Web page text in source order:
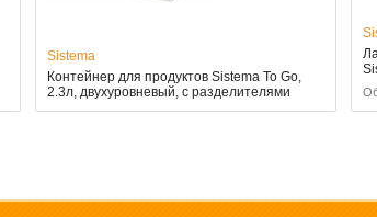
Sistema
Контейнер для продуктов Sistema To Go,
2.3л, двухуровневый, с разделителями